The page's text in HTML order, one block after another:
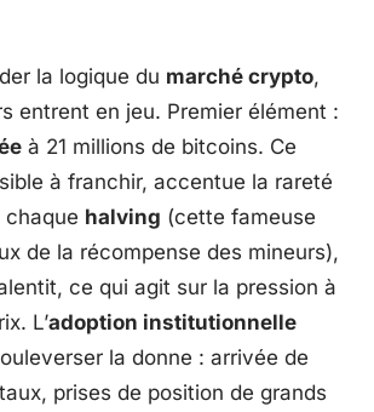
la logique du marché crypto,
entrent en jeu. Premier élément :
à 21 millions de bitcoins. Ce
à franchir, accentue la rareté
chaque halving (cette fameuse
de la récompense des mineurs),
ce qui agit sur la pression à
L’adoption institutionnelle
la donne : arrivée de
prises de position de grands